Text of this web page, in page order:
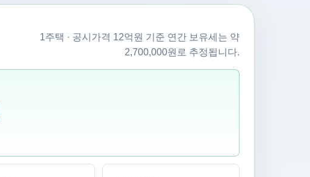
1주택 · 공시가격 12억원 기준 연간 보유세는 약
2,700,000원로 추정됩니다.